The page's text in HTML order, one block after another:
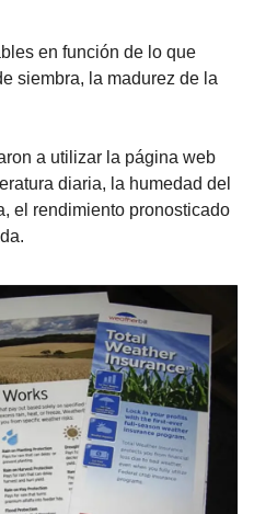
en función de lo que
siembra, la madurez de la
a utilizar la página web
diaria, la humedad del
el rendimiento pronosticado